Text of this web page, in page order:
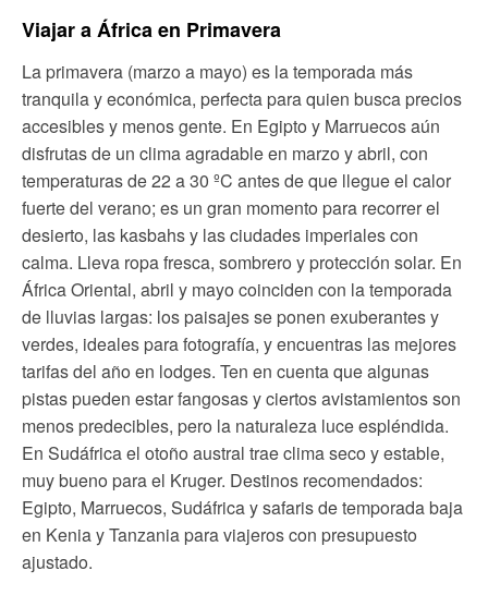
Viajar a África en Primavera
La primavera (marzo a mayo) es la temporada más
tranquila y económica, perfecta para quien busca precios
accesibles y menos gente. En Egipto y Marruecos aún
disfrutas de un clima agradable en marzo y abril, con
temperaturas de 22 a 30 ºC antes de que llegue el calor
fuerte del verano; es un gran momento para recorrer el
desierto, las kasbahs y las ciudades imperiales con
calma. Lleva ropa fresca, sombrero y protección solar. En
África Oriental, abril y mayo coinciden con la temporada
de lluvias largas: los paisajes se ponen exuberantes y
verdes, ideales para fotografía, y encuentras las mejores
tarifas del año en lodges. Ten en cuenta que algunas
pistas pueden estar fangosas y ciertos avistamientos son
menos predecibles, pero la naturaleza luce espléndida.
En Sudáfrica el otoño austral trae clima seco y estable,
muy bueno para el Kruger. Destinos recomendados:
Egipto, Marruecos, Sudáfrica y safaris de temporada baja
en Kenia y Tanzania para viajeros con presupuesto
ajustado.